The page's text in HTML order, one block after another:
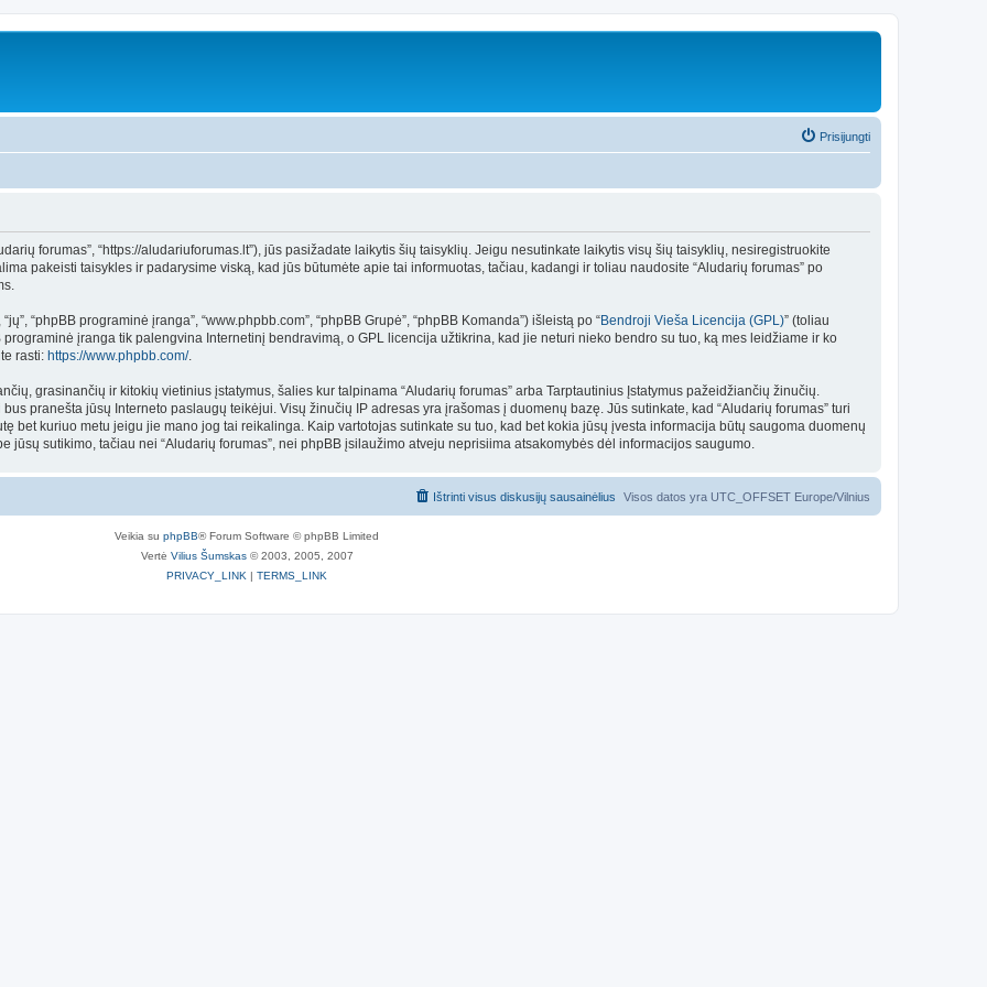
Prisijungti
forumas”, “https://aludariuforumas.lt”), jūs pasižadate laikytis šių taisyklių. Jeigu nesutinkate laikytis visų šių taisyklių, nesiregistruokite
pakeisti taisykles ir padarysime viską, kad jūs būtumėte apie tai informuotas, tačiau, kadangi ir toliau naudosite “Aludarių forumas” po
“phpBB programinė įranga”, “www.phpbb.com”, “phpBB Grupė”, “phpBB Komanda”) išleistą po “Bendroji Vieša Licencija (GPL)” (toliau
įranga tik palengvina Internetinį bendravimą, o GPL licencija užtikrina, kad jie neturi nieko bendro su tuo, ką mes leidžiame ir ko
rasti: https://www.phpbb.com/.
grasinančių ir kitokių vietinius įstatymus, šalies kur talpinama “Aludarių forumas” arba Tarptautinius Įstatymus pažeidžiančių žinučių.
pranešta jūsų Interneto paslaugų teikėjui. Visų žinučių IP adresas yra įrašomas į duomenų bazę. Jūs sutinkate, kad “Aludarių forumas” turi
bet kuriuo metu jeigu jie mano jog tai reikalinga. Kaip vartotojas sutinkate su tuo, kad bet kokia jūsų įvesta informacija būtų saugoma duomenų
jūsų sutikimo, tačiau nei “Aludarių forumas”, nei phpBB įsilaužimo atveju neprisiima atsakomybės dėl informacijos saugumo.
Visos datos yra UTC_OFFSET Europe/Vilnius
Ištrinti visus diskusijų sausainėlius
Veikia su phpBB® Forum Software © phpBB Limited
Vertė Vilius Šumskas© 2003, 2005, 2007
PRIVACY_LINK | TERMS_LINK